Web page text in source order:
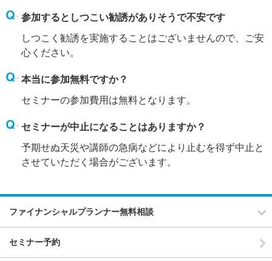
参加するとしつこい勧誘がありそうで不安です
しつこく勧誘を実施することはございませんので、ご安
心ください。
本当に参加無料ですか？
セミナーの参加費用は無料となります。
セミナーが中止になることはありますか？
予期せぬ天災や講師の急病などにより止むを得ず中止と
させていただく場合がございます。
ファイナンシャルプランナー無料相談
セミナー予約